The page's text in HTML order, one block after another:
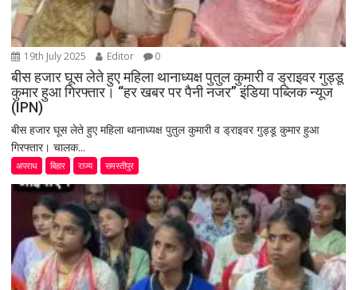
19th July 2025 Editor 0
बीस हजार घूस लेते हुए महिला थानाध्यक्ष पुतुल कुमारी व ड्राइवर गुड्डू
कुमार हुआ गिरफ्तार। “हर खबर पर पैनी नजर” इंडिया पब्लिक न्यूज
(IPN)
बीस हजार घूस लेते हुए महिला थानाध्यक्ष पुतुल कुमारी व ड्राइवर गुड्डू कुमार हुआ
गिरफ्तार। चालक...
अपराध बिहार राज्य समस्तीपुर